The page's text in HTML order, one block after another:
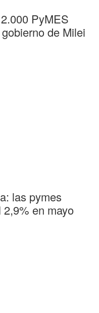
PyMES
de Milei
las pymes
en mayo